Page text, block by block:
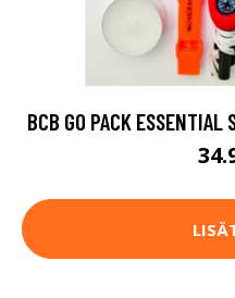
BCB GO PACK ESSENTIAL